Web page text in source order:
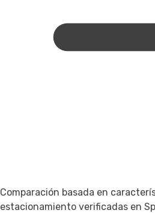
Comparación basada en
estacionamiento verificadas en